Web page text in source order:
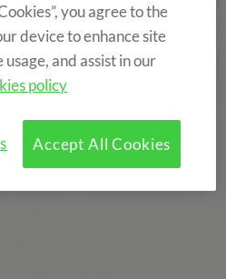
you agree to the
device to enhance site
and assist in our
policy
Accept All Cookies